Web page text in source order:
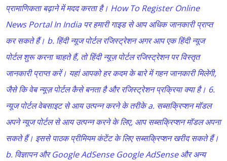
प्रामाणिकता बढ़ाने में मदद करता है। How To Register Online
News Portal In India पर हमारी गाइड से आप अधिक जानकारी प्राप्त
कर सकते हैं। b. हिंदी न्यूज पोर्टल रजिस्ट्रेशन अगर आप एक हिंदी न्यूज
पोर्टल शुरू करना चाहते हैं, तो हिंदी न्यूज़ पोर्टल रजिस्ट्रेशन पर विस्तृत
जानकारी प्राप्त करें। यहां आपको हर कदम के बारे में गहन जानकारी मिलेगी,
जैसे कि वेब न्यूज़ पोर्टल कैसे बनता है और रजिस्ट्रेशन प्रक्रिया क्या है। 6.
न्यूज पोर्टल वेबसाइट से आय उत्पन्न करने के तरीके a. सब्सक्रिप्शन मॉडल
अपने न्यूज पोर्टल से आय उत्पन्न करने के लिए, आप सब्सक्रिप्शन मॉडल अपना
सकते हैं। इससे पाठक प्रीमियम कंटेंट के लिए सब्सक्रिप्शन खरीद सकते हैं।
b. विज्ञापन और Google AdSense Google AdSense और अन्य